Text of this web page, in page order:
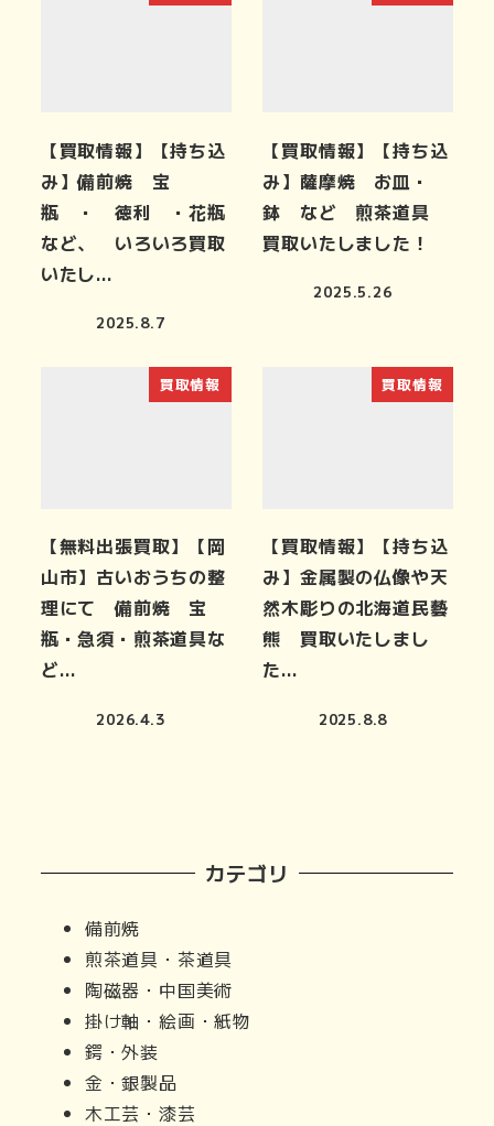
【買取情報】【持ち込
み】備前焼 宝
瓶 ・ 徳利 ・花瓶
など、 いろいろ買取
いたし…
2025.8.7
【買取情報】【持ち込
み】薩摩焼 お皿・
鉢 など 煎茶道具
買取いたしました！
2025.5.26
買取情報
【無料出張買取】【岡
山市】古いおうちの整
理にて 備前焼 宝
瓶・急須・煎茶道具な
ど…
2026.4.3
買取情報
【買取情報】【持ち込
み】金属製の仏像や天
然木彫りの北海道民藝
熊 買取いたしまし
た…
2025.8.8
カテゴリ
備前焼
煎茶道具・茶道具
陶磁器・中国美術
掛け軸・絵画・紙物
鍔・外装
金・銀製品
木工芸・漆芸